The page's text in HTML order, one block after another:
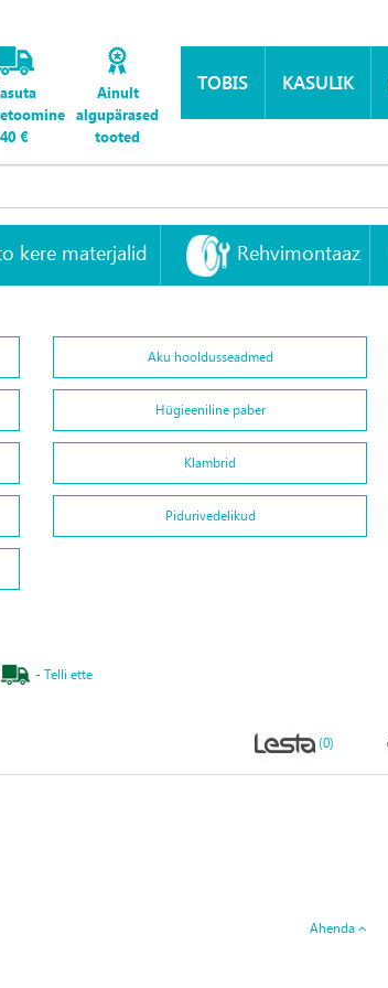
40 €
Ainult
algupärased
tooted
TOBIS KASULIK
kere materjalid Rehvimontaaz
Aku hooldusseadmed
Hügieeniline paber
Klambrid
Pidurivedelikud
- Telli ette
(0)
Ahenda